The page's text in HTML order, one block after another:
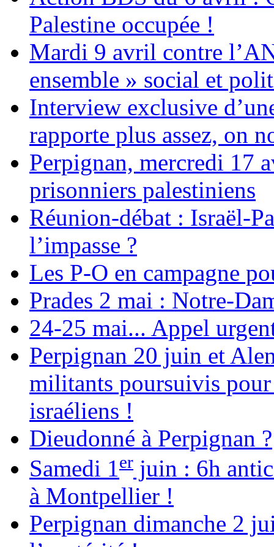
Palestine occupée !
Mardi 9 avril contre
ensemble » social et
Interview exclusive
rapporte plus assez, on
Perpignan, mercredi 17
prisonniers palestiniens
Réunion-débat : Israël-
l’impasse ?
Les P-O en campagne
Prades 2 mai : Notre-
24-25 mai... Appel
Perpignan 20 juin et
militants poursuivis
israéliens !
Dieudonné à Perpignan ?
Samedi 1er juin : 6h
à Montpellier !
Perpignan dimanche 2